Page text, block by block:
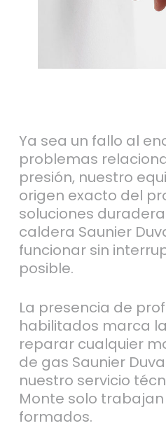
Ya sea un fallo al
problemas
presión, nuestro
origen exacto del
soluciones
caldera Saunier
funcionar sin
posible.
La presencia de
habilitados marca
reparar cualquier
de gas Saunier
nuestro servicio
Monte solo
formados.